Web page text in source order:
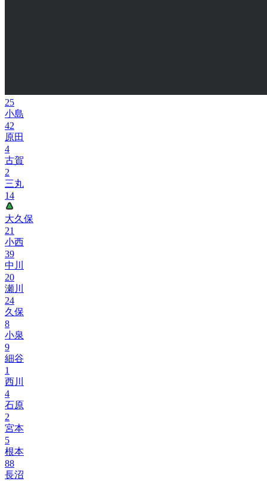
25
小島
42
原田
4
古賀
2
三丸
14
大久保
21
小西
39
中川
20
瀬川
24
久保
8
小泉
9
細谷
1
西川
4
石原
2
宮本
5
根本
88
長沼